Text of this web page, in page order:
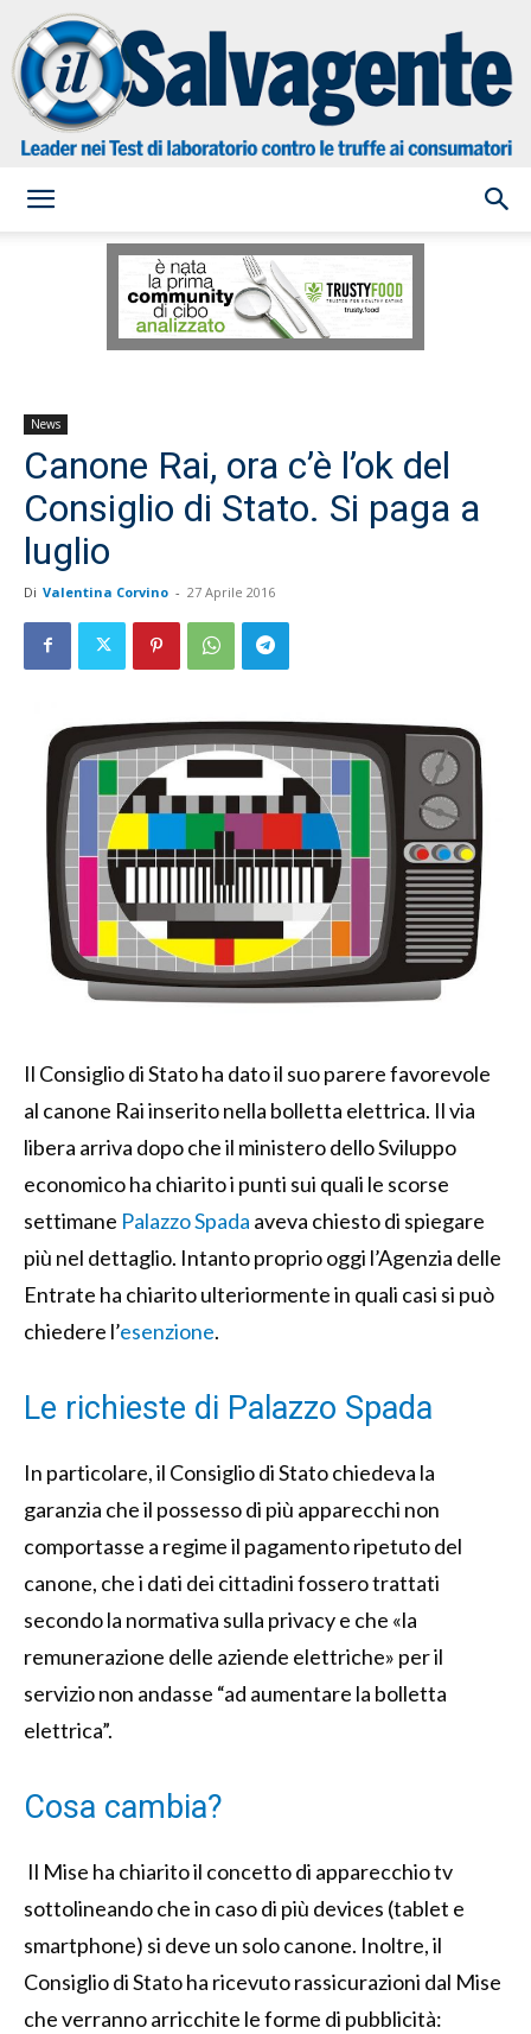
Salvagente
News
Canone Rai, ora c’è l’ok del
Consiglio di Stato. Si paga a
luglio
Di Valentina Corvino - 27 Aprile 2016
Il Consiglio di Stato ha dato il suo parere favorevole
al canone Rai inserito nella bolletta elettrica. Il via
libera arriva dopo che il ministero dello Sviluppo
economico ha chiarito i punti sui quali le scorse
settimane Palazzo Spada aveva chiesto di spiegare
più nel dettaglio. Intanto proprio oggi l’Agenzia delle
Entrate ha chiarito ulteriormente in quali casi si può
chiedere l’esenzione.
Le richieste di Palazzo Spada
In particolare, il Consiglio di Stato chiedeva la
garanzia che il possesso di più apparecchi non
comportasse a regime il pagamento ripetuto del
canone, che i dati dei cittadini fossero trattati
secondo la normativa sulla privacy e che «la
remunerazione delle aziende elettriche» per il
servizio non andasse “ad aumentare la bolletta
elettrica”.
Cosa cambia?
Il Mise ha chiarito il concetto di apparecchio tv
sottolineando che in caso di più devices (tablet e
smartphone) si deve un solo canone. Inoltre, il
Consiglio di Stato ha ricevuto rassicurazioni dal Mise
che verranno arricchite le forme di pubblicità: